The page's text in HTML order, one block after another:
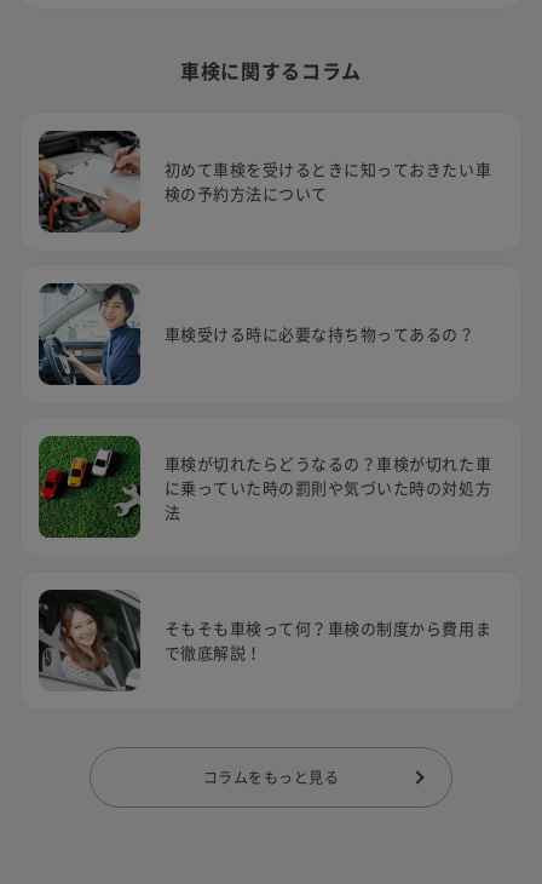
車検に関するコラム
初めて車検を受けるときに知っておきたい車
検の予約方法について
車検受ける時に必要な持ち物ってあるの？
車検が切れたらどうなるの？車検が切れた車
に乗っていた時の罰則や気づいた時の対処方
法
そもそも車検って何？車検の制度から費用ま
で徹底解説！
コラムをもっと見る